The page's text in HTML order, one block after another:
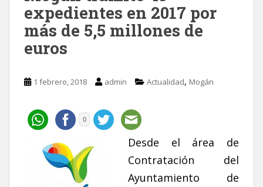
expedientes en 2017 por
más de 5,5 millones de
euros
1 febrero, 2018 admin Actualidad, Mogán
0
Desde el área de
Contratación del
Ayuntamiento de